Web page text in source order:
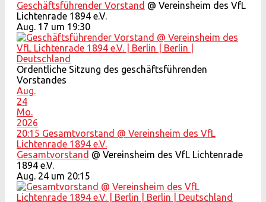
Geschäftsführender Vorstand @ Vereinsheim des VfL
Lichtenrade 1894 e.V.
Aug. 17 um 19:30
Ordentliche Sitzung des geschäftsführenden
Vorstandes
Aug.
24
Mo.
2026
20:15 Gesamtvorstand @ Vereinsheim des VfL
Lichtenrade 1894 e.V.
Gesamtvorstand @ Vereinsheim des VfL Lichtenrade
1894 e.V.
Aug. 24 um 20:15